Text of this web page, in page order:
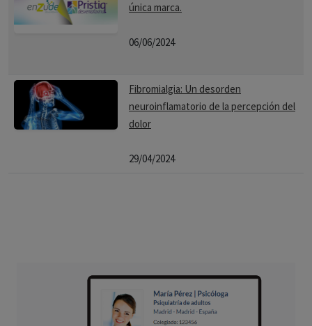
única marca.
06/06/2024
Fibromialgia: Un desorden
neuroinflamatorio de la percepción del
dolor
29/04/2024